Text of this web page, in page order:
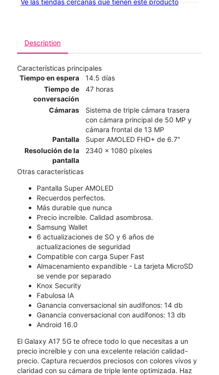
Ve las tiendas cercanas que tienen este producto
Description
Características principales
Tiempo en espera
14.5 días
Tiempo de
conversación
47 horas
Cámaras
Sistema de triple cámara trasera
con cámara principal de 50 MP y
cámara frontal de 13 MP
Pantalla
Super AMOLED FHD+ de 6.7"
Resolución de la
pantalla
2340 x 1080 píxeles
Otras características
Pantalla Super AMOLED
Recuerdos perfectos.
Más durable que nunca
Precio increíble. Calidad asombrosa.
Samsung Wallet
6 actualizaciones de SO y 6 años de
actualizaciones de seguridad
Compatible con carga Super Fast
Almacenamiento expandible - La tarjeta MicroSD
se vende por separado
Knox Security
Fabulosa IA
Ganancia conversacional sin audífonos: 14 db
Ganancia conversacional con audífonos: 13 db
Android 16.0
El Galaxy A17 5G te ofrece todo lo que necesitas a un
precio increíble y con una excelente relación calidad-
precio. Captura recuerdos preciosos con colores vivos y
claridad con su cámara de triple lente optimizada. Haz